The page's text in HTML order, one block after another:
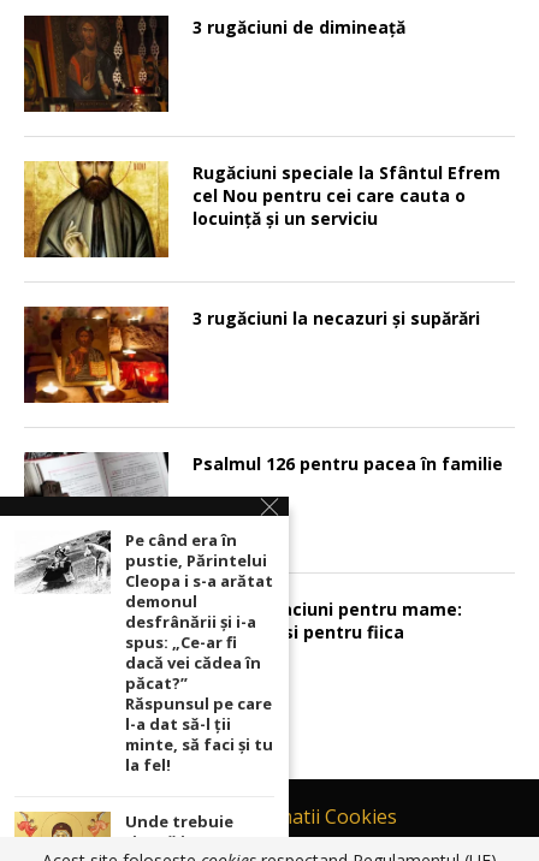
3 rugăciuni de dimineață
Rugăciuni speciale la Sfântul Efrem
cel Nou pentru cei care cauta o
locuinţă şi un serviciu
3 rugăciuni la necazuri și supărări
Psalmul 126 pentru pacea în familie
Sunt 2 rugaciuni pentru mame:
pentru fiu si pentru fiica
Contact
Informatii Cookies
Politică de Confidențialitate
Pe când era în
pustie, Părintelui
Cleopa i s-a arătat
demonul
desfrânării şi i-a
spus: „Ce-ar fi
dacă vei cădea în
păcat?”
Răspunsul pe care
l-a dat să-l ții
minte, să faci și tu
la fel!
Unde trebuie
ținută icoana cu